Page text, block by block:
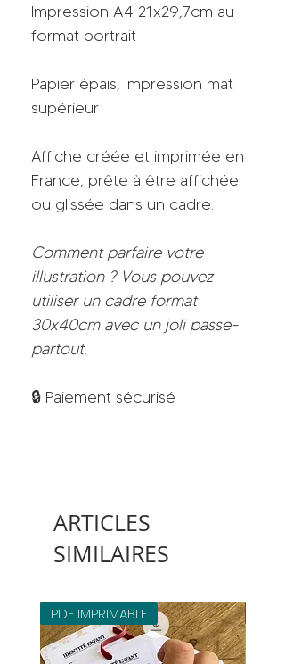
Impression A4 21x29,7cm au
format portrait
Papier épais, impression mat
supérieur
Affiche créée et imprimée en
France, prête à être affichée
ou glissée dans un cadre.
Comment parfaire votre
illustration ? Vous pouvez
utiliser un cadre format
30x40cm avec un joli passe-
partout.
🔒 Paiement sécurisé
ARTICLES
SIMILAIRES
PDF IMPRIMABLE